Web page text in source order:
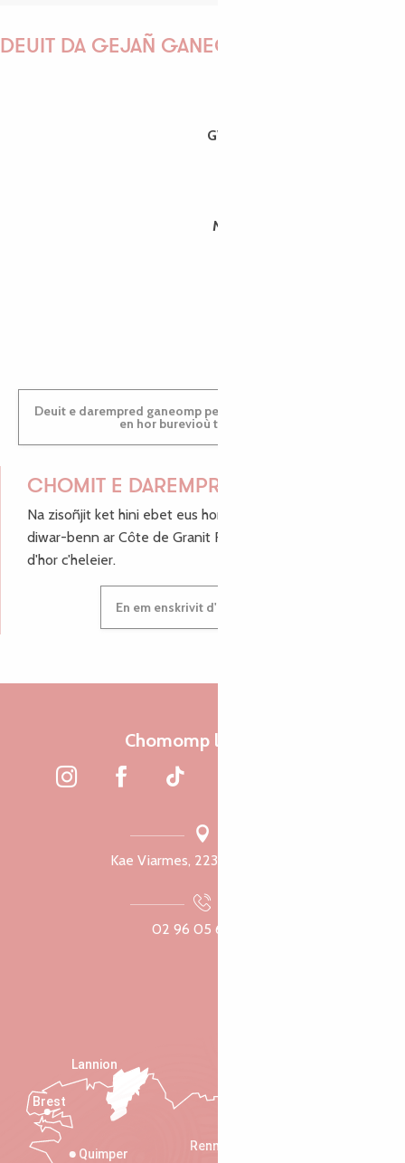
DEUIT DA GEJAÑ GANEOMP !
GWENAËLLE
MORGANE
Deuit e darempred ganeomp pe deuit da welet ac'hanomp
en hor burevioù touristerezh
CHOMIT E DAREMPRED !
Na zisoñjit ket hini ebet eus hor c'hinnigoù mat ha keleier
diwar-benn ar Côte de Granit Rose, enskrivit hoc'h anv
d'hor c'heleier.
En em enskrivit d'hor c'heleier
Chomomp liammet
Kae Viarmes, 22300 Lannuon
02 96 05 60 70
Rennes
Quimper
Lannion
Brest